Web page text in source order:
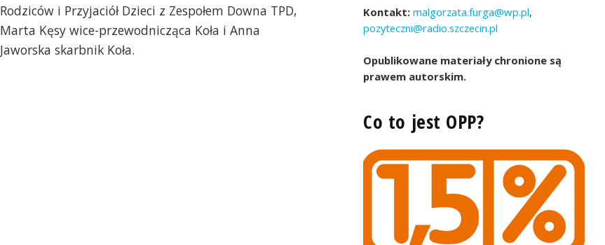
Rodziców i Przyjaciół Dzieci z Zespołem Downa TPD,
Marta Kęsy wice-przewodnicząca Koła i Anna
Jaworska skarbnik Koła.
Kontakt: malgorzata.furga@wp.pl,
pozyteczni@radio.szczecin.pl
Opublikowane materiały chronione są
prawem autorskim.
Co to jest OPP?